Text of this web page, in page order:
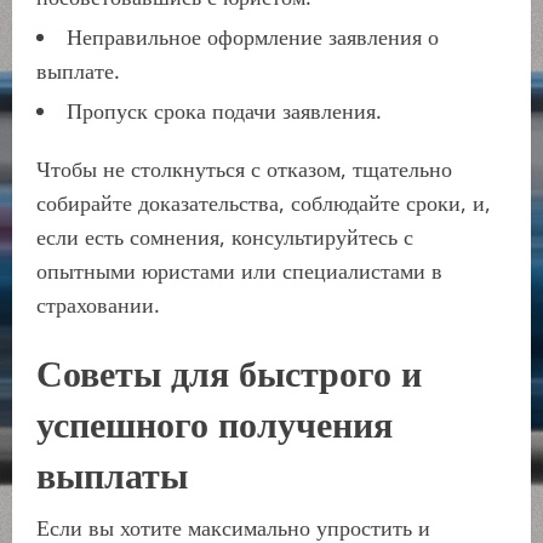
Неправильное оформление заявления о
выплате.
Пропуск срока подачи заявления.
Чтобы не столкнуться с отказом, тщательно
собирайте доказательства, соблюдайте сроки, и,
если есть сомнения, консультируйтесь с
опытными юристами или специалистами в
страховании.
Советы для быстрого и
успешного получения
выплаты
Если вы хотите максимально упростить и